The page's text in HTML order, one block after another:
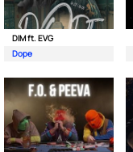
DIM ft. EVG
Dope